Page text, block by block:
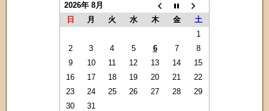
2026年 8月
日
月 火 水 木 金
土
1
2
3 4 5 6 7
8
9
10 11 12 13 14
15
16
17 18 19 20 21
22
23
24 25 26 27 28
29
30
31